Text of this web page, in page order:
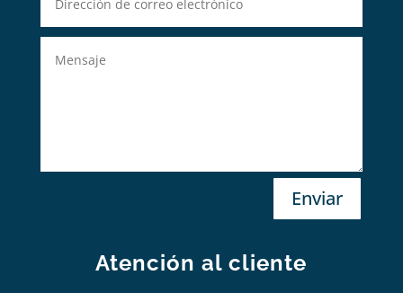
Enviar
Atención al cliente